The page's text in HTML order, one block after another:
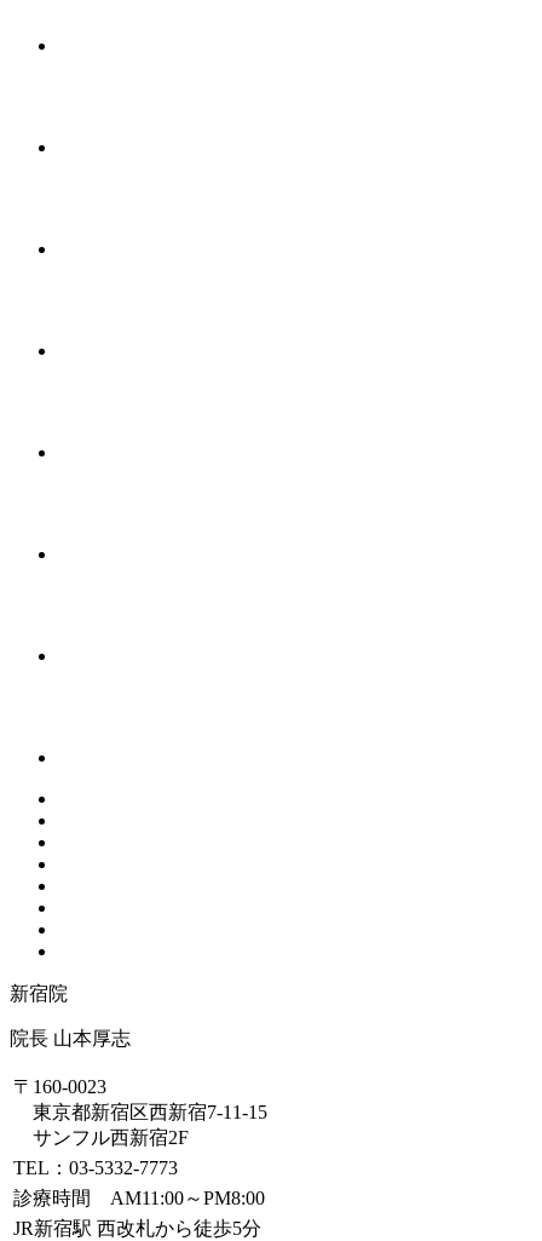
新宿院
院長 山本厚志
〒160-0023
東京都新宿区西新宿7-11-15
サンフル西新宿2F
TEL：03-5332-7773
診療時間 AM11:00～PM8:00
JR新宿駅 西改札から徒歩5分